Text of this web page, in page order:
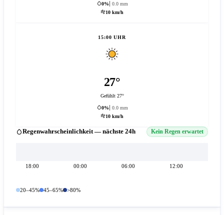
0%
0.0 mm
10 km/h
15:00 UHR
27°
Gefühlt 27°
0%
0.0 mm
10 km/h
Regenwahrscheinlichkeit — nächste 24h Kein Regen erwartet
18:00 00:00 06:00 12:00
20–45% 45–65% >80%